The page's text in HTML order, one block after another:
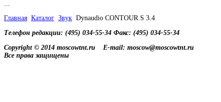
Главная Каталог Звук Dynaudio CONTOUR S 3.4
Телефон редакции: (495) 034-55-34 Факс: (495) 034-55-34
Copyright © 2014 moscowtnt.ru
E-mail: moscow@moscowtnt.ru
Все права защищены